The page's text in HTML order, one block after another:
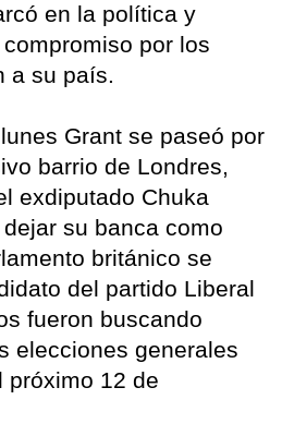
en la política y
por los
a su país.
Grant se paseó por
barrio de Londres,
exdiputado Chuka
su banca como
británico se
del partido Liberal
fueron buscando
elecciones generales
próximo 12 de